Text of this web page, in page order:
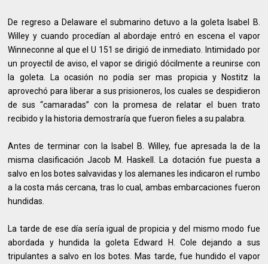
De regreso a Delaware el submarino detuvo a la goleta Isabel B.
Willey y cuando procedían al abordaje entró en escena el vapor
Winneconne al que el U 151 se dirigió de inmediato. Intimidado por
un proyectil de aviso, el vapor se dirigió dócilmente a reunirse con
la goleta. La ocasión no podía ser mas propicia y Nostitz la
aprovechó para liberar a sus prisioneros, los cuales se despidieron
de sus “camaradas” con la promesa de relatar el buen trato
recibido y la historia demostraría que fueron fieles a su palabra.
Antes de terminar con la Isabel B. Willey, fue apresada la de la
misma clasificación Jacob M. Haskell. La dotación fue puesta a
salvo en los botes salvavidas y los alemanes les indicaron el rumbo
a la costa más cercana, tras lo cual, ambas embarcaciones fueron
hundidas.
La tarde de ese día sería igual de propicia y del mismo modo fue
abordada y hundida la goleta Edward H. Cole dejando a sus
tripulantes a salvo en los botes. Mas tarde, fue hundido el vapor